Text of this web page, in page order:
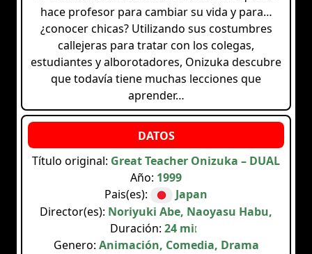
hace profesor para cambiar su vida y para…
¿conocer chicas? Utilizando sus costumbres
callejeras para tratar con los colegas,
estudiantes y alborotadores, Onizuka descubre
que todavía tiene muchas lecciones que
aprender…
Título original: Great Teacher Onizuka – DUAL
Año: 1999
Pais(es):
Japan
Director(es): Noriyuki Abe, Naoyasu Habu,
Duración: 24 min
Genero: Animación, Comedia, Drama